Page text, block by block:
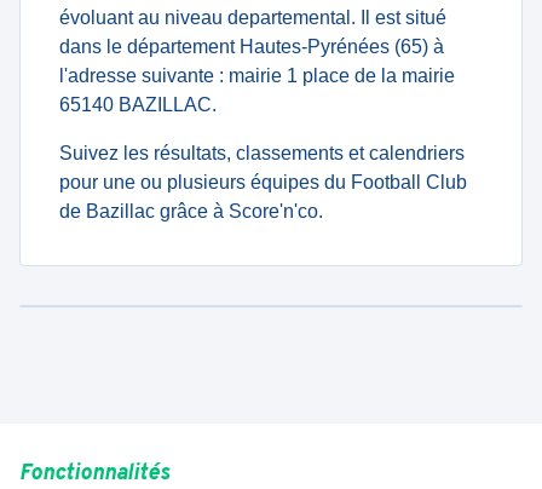
évoluant au niveau departemental. Il est situé
dans le département Hautes-Pyrénées (65) à
l'adresse suivante : mairie 1 place de la mairie
65140 BAZILLAC.
Suivez les résultats, classements et calendriers
pour une ou plusieurs équipes du Football Club
de Bazillac grâce à Score'n'co.
Fonctionnalités